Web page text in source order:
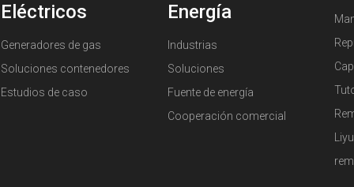
Eléctricos
Generadores de gas
Soluciones contenedores
Estudios de caso
Energía
Industrias
Soluciones
Fuente de energía
Cooperación comercial